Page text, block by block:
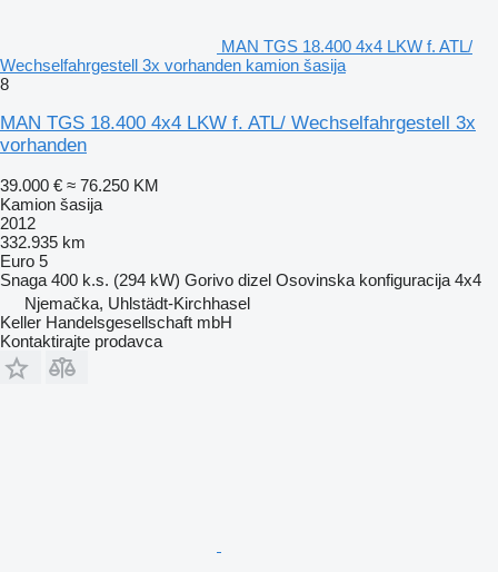
MAN TGS 18.400 4x4 LKW f. ATL/
Wechselfahrgestell 3x vorhanden kamion šasija
8
MAN TGS 18.400 4x4 LKW f. ATL/ Wechselfahrgestell 3x
vorhanden
39.000 € ≈ 76.250 KM
Kamion šasija
2012
332.935 km
Euro 5
Snaga 400 k.s. (294 kW) Gorivo dizel Osovinska konfiguracija 4x4
Njemačka, Uhlstädt-Kirchhasel
Keller Handelsgesellschaft mbH
Kontaktirajte prodavca